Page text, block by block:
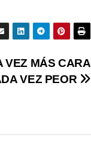
VEZ MÁS CARA
VEZ PEOR